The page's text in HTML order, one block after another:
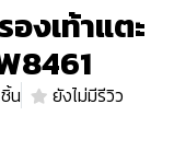
งเท้าแตะ
น
ยังไม่มีรีวิว